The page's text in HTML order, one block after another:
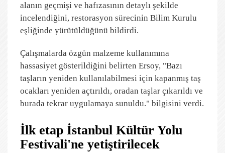
alanın geçmişi ve hafızasının detaylı şekilde
incelendiğini, restorasyon sürecinin Bilim Kurulu
eşliğinde yürütüldüğünü bildirdi.
Çalışmalarda özgün malzeme kullanımına
hassasiyet gösterildiğini belirten Ersoy, "Bazı
taşların yeniden kullanılabilmesi için kapanmış taş
ocakları yeniden açtırıldı, oradan taşlar çıkarıldı ve
burada tekrar uygulamaya sunuldu." bilgisini verdi.
İlk etap İstanbul Kültür Yolu
Festivali'ne yetiştirilecek